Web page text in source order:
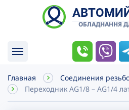
ОБЛАДНАННЯ
Главная
Соединения
Переходник AG1/8 – AG1/4